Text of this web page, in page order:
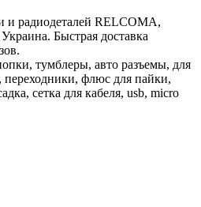
и радиодеталей RELCOMA,
Быстрая доставка
тумблеры, авто разъемы, для
флюс для пайки,
сетка для кабеля, usb, micro